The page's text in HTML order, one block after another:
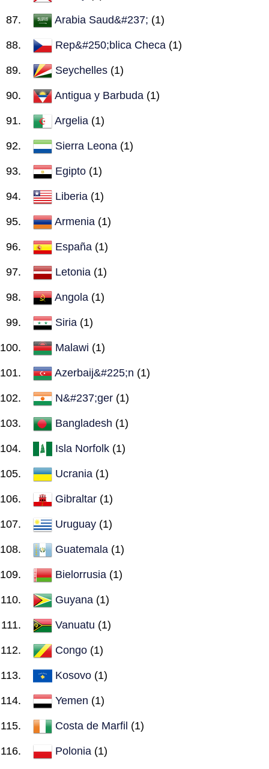
Arabia Saud&#237; (1)
Rep&#250;blica Checa (1)
Seychelles (1)
Antigua y Barbuda (1)
Argelia (1)
Sierra Leona (1)
Egipto (1)
Liberia (1)
Armenia (1)
España (1)
Letonia (1)
Angola (1)
Siria (1)
Malawi (1)
Azerbaij&#225;n (1)
N&#237;ger (1)
Bangladesh (1)
Isla Norfolk (1)
Ucrania (1)
Gibraltar (1)
Uruguay (1)
Guatemala (1)
Bielorrusia (1)
Guyana (1)
Vanuatu (1)
Congo (1)
Kosovo (1)
Yemen (1)
Costa de Marfil (1)
Polonia (1)